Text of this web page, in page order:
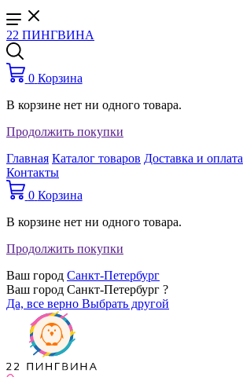
22 ПИНГВИНА
0 Корзина
В корзине нет ни одного товара.
Продолжить покупки
Главная Каталог товаров Доставка и оплата
Контакты
0 Корзина
В корзине нет ни одного товара.
Продолжить покупки
Ваш город Санкт-Петербург
Ваш город Санкт-Петербург ?
Да, все верно Выбрать другой